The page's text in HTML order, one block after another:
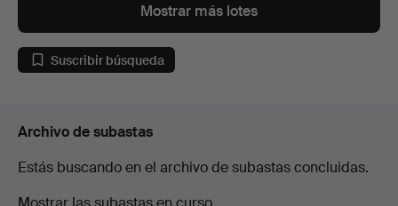
Mostrar más lotes
Suscribir búsqueda
Archivo de subastas
Estás buscando en el archivo de subastas concluidas.